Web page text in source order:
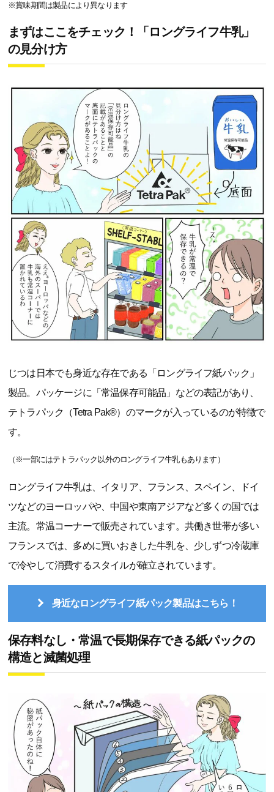
※賞味期間は製品により異なります
まずはここをチェック！「ロングライフ牛乳」
の見分け方
じつは日本でも身近な存在である「ロングライフ紙パック」
製品。パッケージに「常温保存可能品」などの表記があり、
テトラパック（Tetra Pak®）のマークが入っているのが特徴で
す。
（※一部にはテトラパック以外のロングライフ牛乳もあります）
ロングライフ牛乳は、イタリア、フランス、スペイン、ドイ
ツなどのヨーロッパや、中国や東南アジアなど多くの国では
主流。常温コーナーで販売されています。共働き世帯が多い
フランスでは、多めに買いおきした牛乳を、少しずつ冷蔵庫
で冷やして消費するスタイルが確立されています。
身近なロングライフ紙パック製品はこちら！
保存料なし・常温で長期保存できる紙パックの
構造と滅菌処理